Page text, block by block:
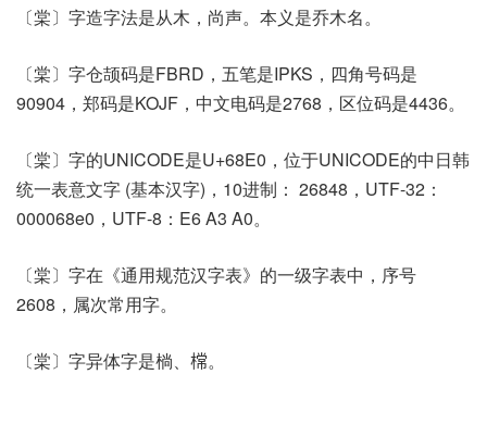
〔棠〕字造字法是从木，尚声。本义是乔木名。
〔棠〕字仓颉码是FBRD，五笔是IPKS，四角号码是
90904，郑码是KOJF，中文电码是2768，区位码是4436。
〔棠〕字的UNICODE是U+68E0，位于UNICODE的中日韩
统一表意文字 (基本汉字)，10进制： 26848，UTF-32：
000068e0，UTF-8：E6 A3 A0。
〔棠〕字在《通用规范汉字表》的一级字表中，序号
2608，属次常用字。
〔棠〕字异体字是㭻、𣙟。